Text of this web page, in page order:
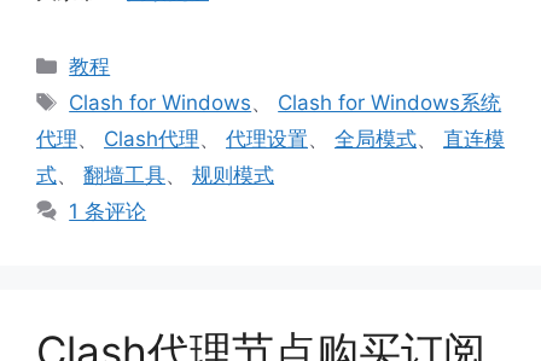
分
类
教程
标
签
Clash for Windows、 Clash for Windows系统
代理、 Clash代理、 代理设置、 全局模式、 直连模
式、 翻墙工具、 规则模式
1 条评论
Clash代理节点购买订阅